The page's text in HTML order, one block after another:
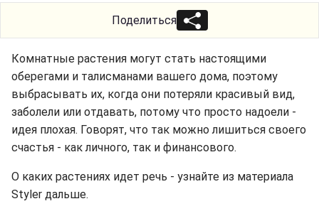
Поделиться
Комнатные растения могут стать настоящими
оберегами и талисманами вашего дома, поэтому
выбрасывать их, когда они потеряли красивый вид,
заболели или отдавать, потому что просто надоели -
идея плохая. Говорят, что так можно лишиться своего
счастья - как личного, так и финансового.
О каких растениях идет речь - узнайте из материала
Styler дальше.